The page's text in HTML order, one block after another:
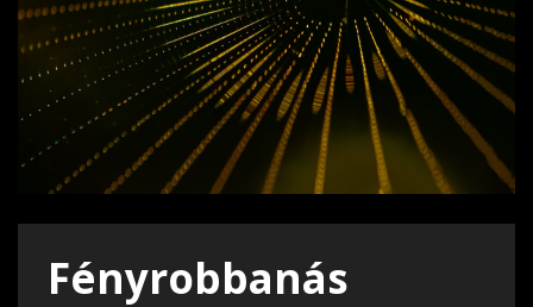
Fényrobbanás